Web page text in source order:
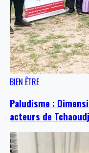
BIEN ÊTRE
Paludisme :
acteurs de